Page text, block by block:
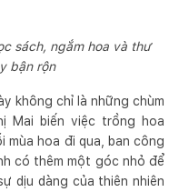
sách, ngắm hoa và thư
bận rộn
không chỉ là những chùm
Mai biến việc trồng hoa
mùa hoa đi qua, ban công
có thêm một góc nhỏ để
dịu dàng của thiên nhiên